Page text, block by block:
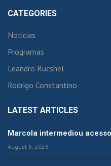
CATEGORIES
Noticias
Programas
Leandro Rucshel
Rodrigo Constantino
LATEST ARTICLES
Marcola intermediou
August 6, 2026